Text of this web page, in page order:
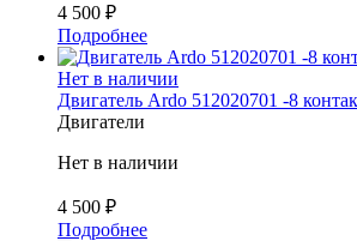
4 500 ₽
Подробнее
Нет в наличии
Двигатель Ardo 512020701 -8
Двигатели
Нет в наличии
4 500 ₽
Подробнее